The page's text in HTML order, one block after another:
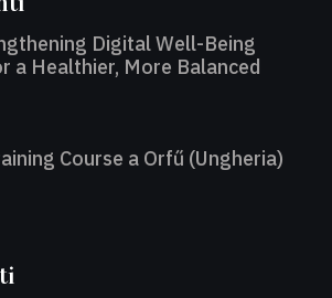
Digital Well-Being
a Healthier, More Balanced
Course a Orfű (Ungheria)